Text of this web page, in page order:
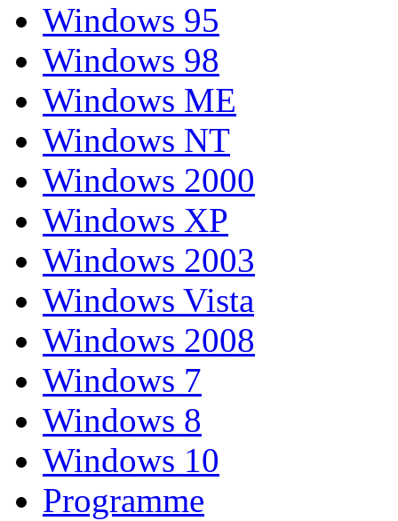
Windows 95
Windows 98
Windows ME
Windows NT
Windows 2000
Windows XP
Windows 2003
Windows Vista
Windows 2008
Windows 7
Windows 8
Windows 10
Programme